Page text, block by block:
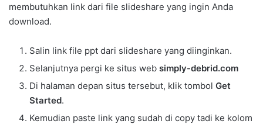
membutuhkan link dari file slideshare yang ingin Anda
download.
Salin link file ppt dari slideshare yang diinginkan.
Selanjutnya pergi ke situs web simply-debrid.com
Di halaman depan situs tersebut, klik tombol Get
Started.
Kemudian paste link yang sudah di copy tadi ke kolom